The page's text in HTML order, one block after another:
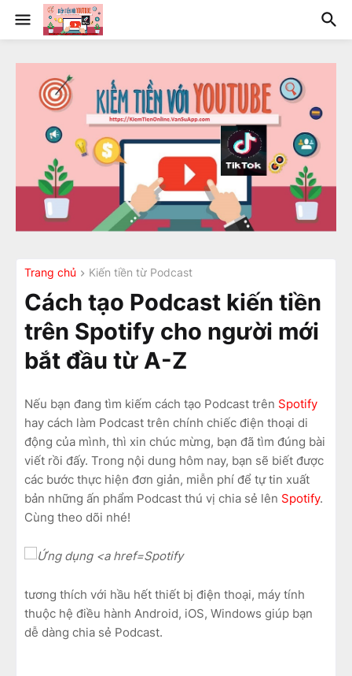
Trang chủ Kiến tiền từ Podcast
Cách tạo Podcast kiến tiền
trên Spotify cho người mới
bắt đầu từ A-Z
Nếu bạn đang tìm kiếm cách tạo Podcast trên Spotify
hay cách làm Podcast trên chính chiếc điện thoại di
động của mình, thì xin chúc mừng, bạn đã tìm đúng bài
viết rồi đấy. Trong nội dung hôm nay, bạn sẽ biết được
các bước thực hiện đơn giản, miễn phí để tự tin xuất
bản những ấn phẩm Podcast thú vị chia sẻ lên Spotify.
Cùng theo dõi nhé!
Spotify
tương thích với hầu hết thiết bị điện thoại, máy tính
thuộc hệ điều hành Android, iOS, Windows giúp bạn
dễ dàng chia sẻ Podcast.